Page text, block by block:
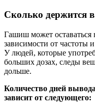
Сколько держится
Гашиш может оставаться
зависимости от частоты
У людей, которые
больших дозах, следы
дольше.
Количество дней
зависит от следующего: